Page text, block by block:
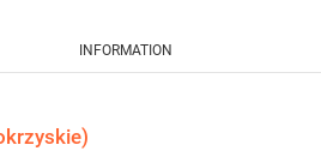
INFORMATION